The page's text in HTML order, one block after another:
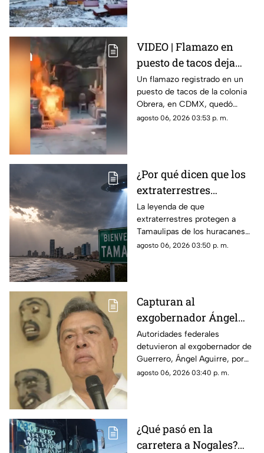
VIDEO | Flamazo en
puesto de tacos deja
dos personas heridas
en la colonia Obrera
Un flamazo registrado en un
puesto de tacos de la colonia
Obrera, en CDMX, quedó
captado en video; dos
agosto 06, 2026 03:53 p. m.
¿Por qué dicen que los
extraterrestres
protegen a Tamaulipas
de los huracanes?
La leyenda de que
extraterrestres protegen a
Tamaulipas de los huracanes
resurgió tras el paso de Beryl.
agosto 06, 2026 03:50 p. m.
Capturan al
exgobernador Ángel
Aguirre por presunto
encubrimiento en el
caso Ayotzinapa
Autoridades federales
detuvieron al exgobernador de
Guerrero, Ángel Aguirre, por
su presunta participación en el
agosto 06, 2026 03:40 p. m.
¿Qué pasó en la
carretera a Nogales?